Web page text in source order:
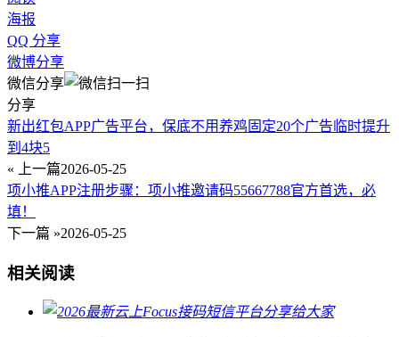
海报
QQ 分享
微博分享
微信分享
分享
新出红包APP广告平台，保底不用养鸡固定20个广告临时提升
到4块5
« 上一篇2026-05-25
项小推APP注册步骤：项小推邀请码55667788官方首选，必
填！
下一篇 »2026-05-25
相关阅读